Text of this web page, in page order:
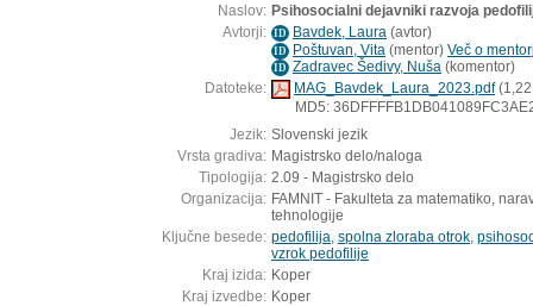
Naslov: Psihosocialni dejavniki razvoja
Avtorji: ID Bavdek, Laura (avtor)
ID Poštuvan, Vita (mentor) Več o
ID Zadravec Šedivy, Nuša (komentor)
Datoteke:
MAG_Bavdek_Laura_2023.pdf(1,22
MD5:
Jezik: Slovenski jezik
Vrsta gradiva: Magistrsko delo/naloga
Tipologija: 2.09 - Magistrsko delo
Organizacija: FAMNIT - Fakulteta za matematiko,
tehnologije
Ključne besede: pedofilija spolna zloraba otrok
vzrok pedofilije
Kraj izida: Koper
Kraj izvedbe: Koper